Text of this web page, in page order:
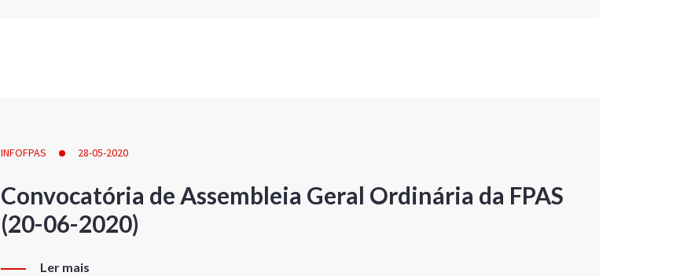
INFOFPAS 28-05-2020
Convocatória de Assembleia Geral Ordinária da FPAS
(20-06-2020)
Ler mais